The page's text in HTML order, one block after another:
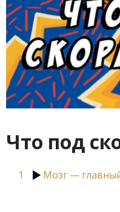
Что под
1